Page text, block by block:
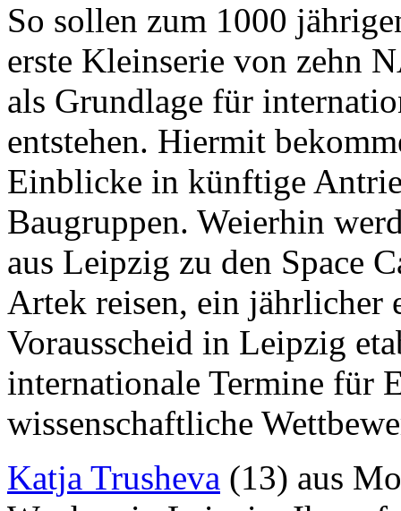
So sollen zum 1000
erste Kleinserie von zehn
als Grundlage für
entstehen. Hiermit
Einblicke in künftige
Baugruppen. Weierhin
aus Leipzig zu den Space
Artek reisen, ein jährlicher
Vorausscheid in Leipzig
internationale Termine für
wissenschaftliche
Katja Trusheva (13) aus